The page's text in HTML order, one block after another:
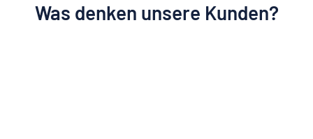
Was denken unsere Kunden?